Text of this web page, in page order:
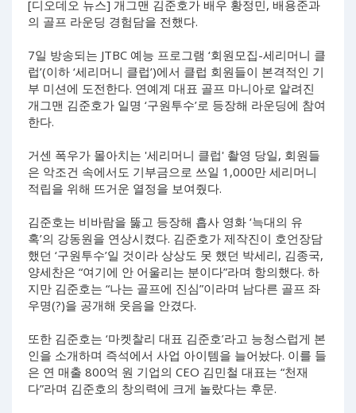
[디오데오 뉴스] 개그맨 김준호가 배우 황정민, 배용준과
의 골프 라운딩 경험담을 전했다.
7일 방송되는 JTBC 예능 프로그램 ‘회원모집-세리머니 클
럽’(이하 ‘세리머니 클럽’)에서 클럽 회원들이 본격적인 기
부 미션에 도전한다. 연예계 대표 골프 마니아로 알려진
개그맨 김준호가 일명 ‘구원투수’로 등장해 라운딩에 참여
한다.
거센 폭우가 몰아치는 '세리머니 클럽' 촬영 당일, 회원들
은 악조건 속에서도 기부금으로 쓰일 1,000만 세리머니
적립을 위해 뜨거운 열정을 보여줬다.
김준호는 비바람을 뚫고 등장해 흡사 영화 ‘늑대의 유
혹’의 강동원을 연상시켰다. 김준호가 제작진이 호언장담
했던 ‘구원투수’일 것이라 상상도 못 했던 박세리, 김종국,
양세찬은 “여기에 안 어울리는 분이다”라며 항의했다. 하
지만 김준호는 “나는 골프에 진심”이라며 남다른 골프 좌
우명(?)을 공개해 웃음을 안겼다.
또한 김준호는 ‘마켓찰리 대표 김준호’라고 능청스럽게 본
인을 소개하며 즉석에서 사업 아이템을 늘어놨다. 이를 들
은 연 매출 800억 원 기업의 CEO 김민철 대표는 “천재
다”라며 김준호의 창의력에 크게 놀랐다는 후문.